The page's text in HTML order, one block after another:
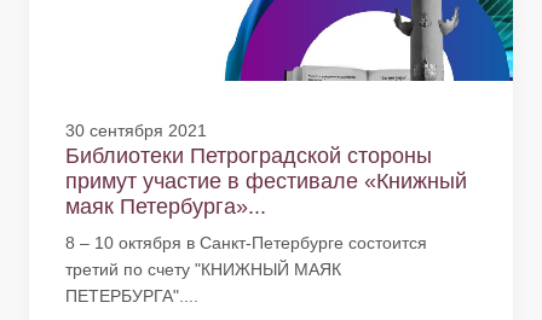
30 сентября 2021
Библиотеки Петроградской стороны
примут участие в фестивале «Книжный
маяк Петербурга»...
8 – 10 октября в Санкт-Петербурге состоится
третий по счету "КНИЖНЫЙ МАЯК
ПЕТЕРБУРГА"....